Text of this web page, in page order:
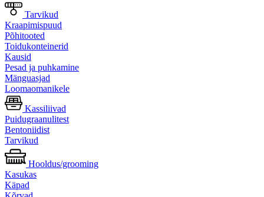
Tarvikud
Kraapimispuud
Põhitooted
Toidukonteinerid
Kausid
Pesad ja puhkamine
Mänguasjad
Loomaomanikele
Kassiliivad
Puidugraanulitest
Bentoniidist
Tarvikud
Hooldus/grooming
Kasukas
Käpad